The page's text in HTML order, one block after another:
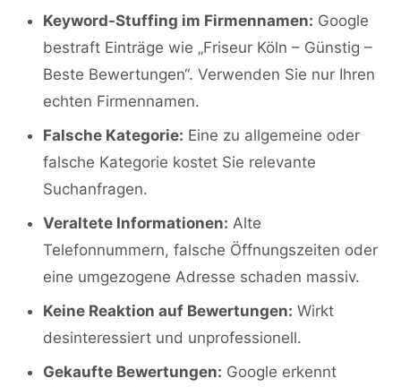
Keyword-Stuffing im Firmennamen: Google
bestraft Einträge wie „Friseur Köln – Günstig –
Beste Bewertungen“. Verwenden Sie nur Ihren
echten Firmennamen.
Falsche Kategorie: Eine zu allgemeine oder
falsche Kategorie kostet Sie relevante
Suchanfragen.
Veraltete Informationen: Alte
Telefonnummern, falsche Öffnungszeiten oder
eine umgezogene Adresse schaden massiv.
Keine Reaktion auf Bewertungen: Wirkt
desinteressiert und unprofessionell.
Gekaufte Bewertungen: Google erkennt